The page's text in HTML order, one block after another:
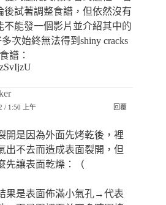
後試著調整食譜，但依然沒有
不能發一個影片並介紹其中的
次始終無法得到shiny cracks
譜：
/ 1:50 上午 回覆
開是因為外面先烤乾後，裡
出不去而造成表面裂開，但
先讓表面乾燥：（
果是表面佈滿小氣孔→代表